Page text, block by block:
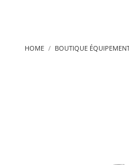
HOME BOUTIQUE